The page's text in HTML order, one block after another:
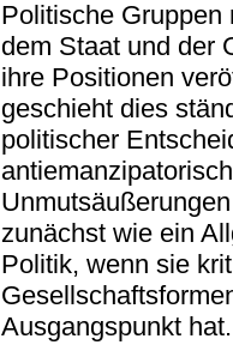
Politische Gruppen
dem Staat und der
ihre Positionen
geschieht dies
politischer
zunächst wie ein
Politik, wenn sie
Ausgangspunkt hat.